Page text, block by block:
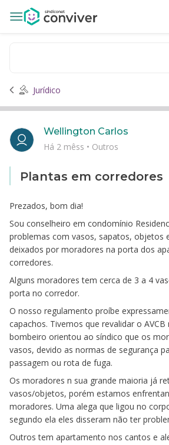
Jurídico
Plantas em corredores
Prezados, bom dia!
Sou conselheiro em condomínio
problemas com vasos, sapatos, objetos
deixados por moradores na porta dos
corredores.
Alguns moradores tem cerca de 3 a 4
porta no corredor.
O nosso regulamento proíbe
capachos. Tivemos que revalidar o
bombeiro orientou ao síndico que os
vasos, devido as normas de segurança
passagem ou rota de fuga.
Os moradores n sua grande maioria já
vasos/objetos, porém estamos
moradores. Uma alega que ligou no
segundo ela eles disseram não ter
Outros tem apartamento nos cantos e
Wellington Carlos
Há 2 mêss • Outros